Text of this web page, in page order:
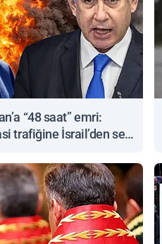
“48 saat” emri:
trafiğine İsrail’den sert